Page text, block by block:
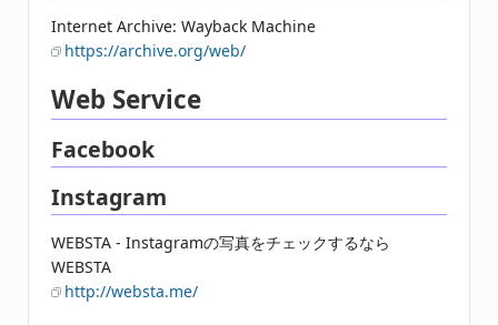
Internet Archive: Wayback Machine
https://archive.org/web/
Web Service
Facebook
Instagram
WEBSTA - Instagramの写真をチェックするなら
WEBSTA
http://websta.me/